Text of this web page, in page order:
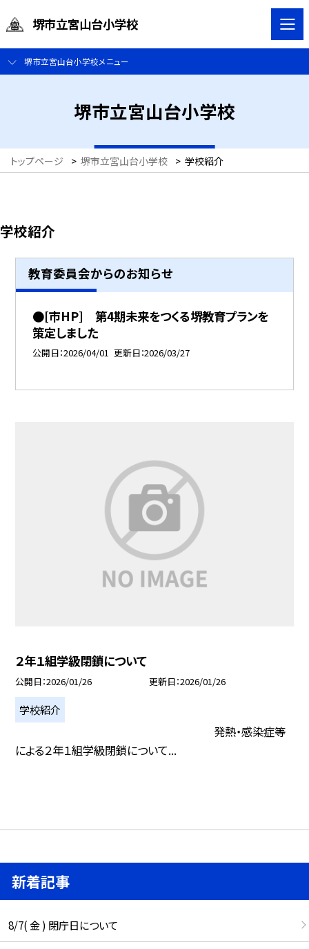
堺市立宮山台小学校
堺市立宮山台小学校メニュー
堺市立宮山台小学校
トップページ > 堺市立宮山台小学校 > 学校紹介
学校紹介
教育委員会からのお知らせ
●[市HP] 第4期未来をつくる堺教育プランを
策定しました
公開日 2026/04/01 更新日 2026/03/27
２年１組学級閉鎖について
公開日 2026/01/26 更新日 2026/01/26
学校紹介
発熱・感染症等
による２年１組学級閉鎖について...
新着記事
8/7( 金 ) 閉庁日について